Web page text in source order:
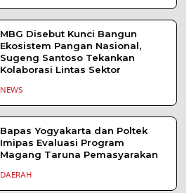
MBG Disebut Kunci Bangun
Ekosistem Pangan Nasional,
Sugeng Santoso Tekankan
Kolaborasi Lintas Sektor
NEWS
Bapas Yogyakarta dan Poltek
Imipas Evaluasi Program
Magang Taruna Pemasyarakan
DAERAH